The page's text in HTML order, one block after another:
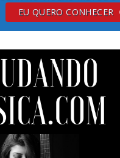
EU QUERO CONHECER